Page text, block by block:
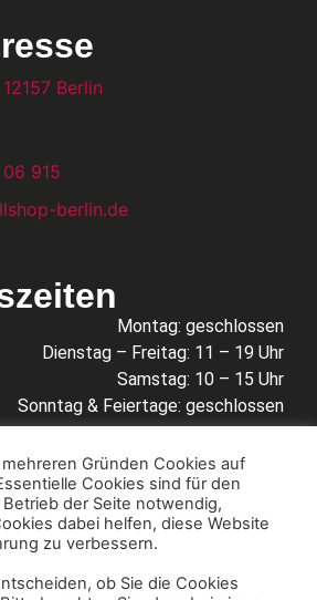
Anrufen
Berlin
915
berlin.de
Montag: geschlossen
Dienstag – Freitag: 11 – 19 Uhr
Samstag: 10 – 15 Uhr
Sonntag & Feiertage: geschlossen
Gründen Cookies auf
Cookies sind für den
der Seite notwendig,
dabei helfen, diese Website
zu verbessern.
ob Sie die Cookies